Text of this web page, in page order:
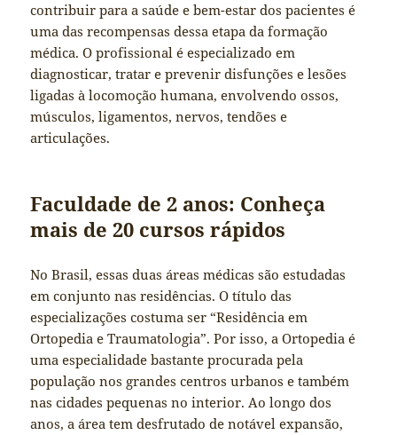
contribuir para a saúde e bem-estar dos pacientes é
uma das recompensas dessa etapa da formação
médica. O profissional é especializado em
diagnosticar, tratar e prevenir disfunções e lesões
ligadas à locomoção humana, envolvendo ossos,
músculos, ligamentos, nervos, tendões e
articulações.
Faculdade de 2 anos: Conheça
mais de 20 cursos rápidos
No Brasil, essas duas áreas médicas são estudadas
em conjunto nas residências. O título das
especializações costuma ser “Residência em
Ortopedia e Traumatologia”. Por isso, a Ortopedia é
uma especialidade bastante procurada pela
população nos grandes centros urbanos e também
nas cidades pequenas no interior. Ao longo dos
anos, a área tem desfrutado de notável expansão,